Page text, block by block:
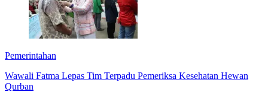
Pemerintahan
Wawali Fatma Lepas Tim Terpadu Pemeriksa Kesehatan Hewan
Qurban